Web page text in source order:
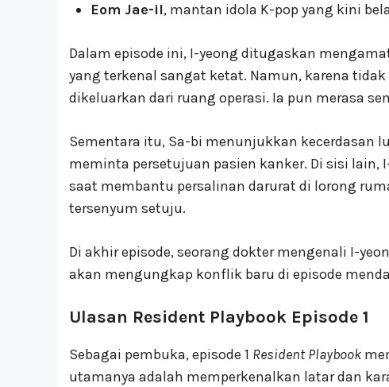
Eom Jae-il, mantan idola K-pop yang kini
Dalam episode ini, I-yeong ditugaskan
yang terkenal sangat ketat. Namun, karena
dikeluarkan dari ruang operasi. Ia pun merasa
Sementara itu, Sa-bi menunjukkan kecerdasan
meminta persetujuan pasien kanker. Di sisi
saat membantu persalinan darurat di lorong
tersenyum setuju.
Di akhir episode, seorang dokter mengenali I-
akan mengungkap konflik baru di episode
Ulasan Resident Playbook Episode 1
Sebagai pembuka, episode 1 Resident Playbook
utamanya adalah memperkenalkan latar dan